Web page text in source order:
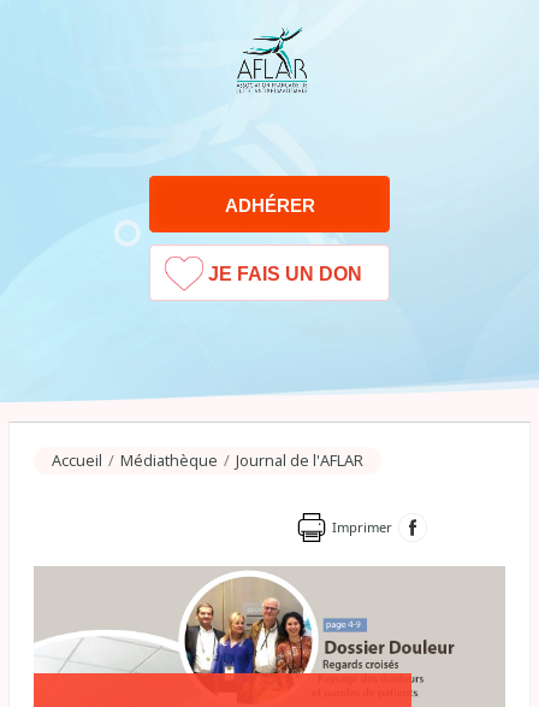
ADHÉRER
JE FAIS UN DON
Accueil / Médiathèque / Journal de l'AFLAR
Imprimer